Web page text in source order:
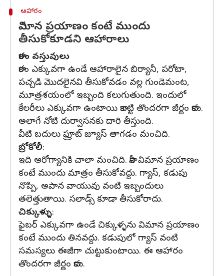
ఆహారం
విమాన ప్రయాణం కంటే ముందు
తీసుకోకూడని ఆహారాలు
కారం వస్తువులు
కారం ఎక్కువగా ఉండే ఆహారాలైన బిర్యానీ, పరోటా,
పచ్చడి మొదలైనవి తీసుకోవడం వల్ల గుండెమంట,
మూత్రశయంలో ఇబ్బంది కలుగుతుంది. ఇందులో
కేలరీలు ఎక్కువగా ఉంటాయి కాబట్టి తొందరగా జీర్ణం కాదు.
అలాగే నోటి దుర్వాసనకు దారి తీస్తుంది.
వీటి బదులు ఫ్రూట్ జ్యూస్ తాగడం మంచిది.
బ్రోకోలీ:
ఇది ఆరోగ్యానికి చాలా మంచిది. కానీ విమాన ప్రయాణం
కంటే ముందు మాత్రం తీసుకోవద్దు. గ్యాస్, కడుపు
నొప్పి, అపాన వాయువు వంటి ఇబ్బందులు
తలెత్తుతాయి. సలాడ్స్ కూడా తీసుకోరాదు.
చిక్కుళ్ళు:
ఫైబర్ ఎక్కువగా ఉండే చిక్కుళ్ళను విమాన ప్రయాణం
కంటే ముందు తినవద్దు. కడుపులో గ్యాస్ వంటి
సమస్యలు ఈజీగా చుట్టుకుంటాయి. ఈ ఆహారం
తొందరగా జీర్ణం కాదు.